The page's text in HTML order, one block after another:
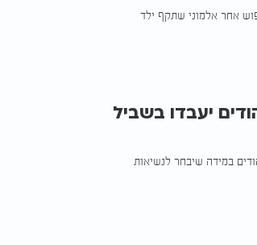
אחר אלמוני שתקף ילד
יעבדו בשביל
במידה שיבחר לנשיאות